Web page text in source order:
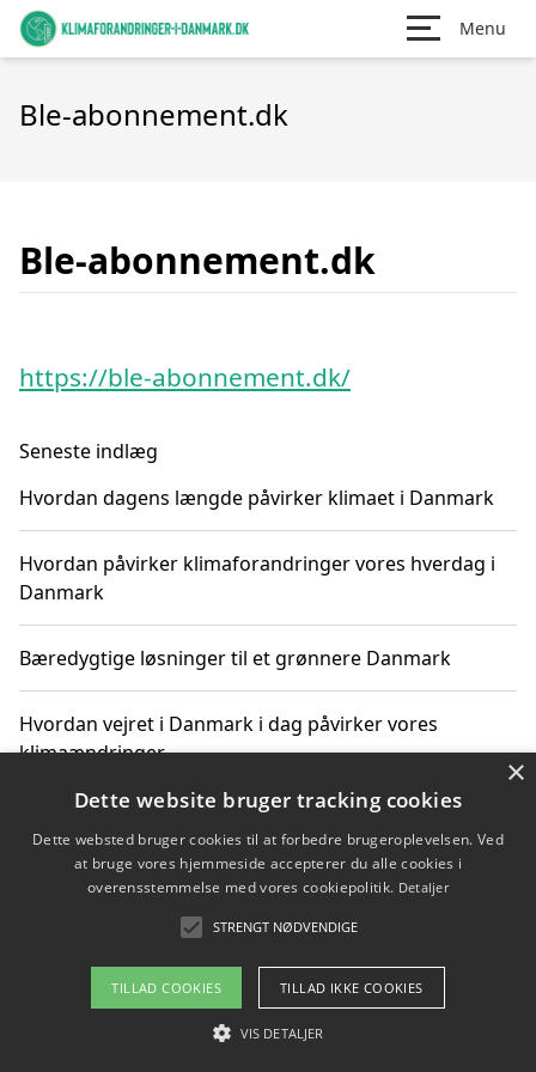
Menu
Ble-abonnement.dk
Ble-abonnement.dk
https://ble-abonnement.dk/
Seneste indlæg
Hvordan dagens længde påvirker klimaet i Danmark
Hvordan påvirker klimaforandringer vores hverdag i
Danmark
Bæredygtige løsninger til et grønnere Danmark
Hvordan vejret i Danmark i dag påvirker vores
klimaændringer
Hvordan klimaændringer påvirker danske unges
gaveønsker
Om / kontakt
Blog Betingelser
×
Dette website bruger tracking cookies
Dette websted bruger cookies til at forbedre brugeroplevelsen. Ved
at bruge vores hjemmeside accepterer du alle cookies i
overensstemmelse med vores cookiepolitik. Detaljer
STRENGT NØDVENDIGE
TILLAD COOKIES TILLAD IKKE COOKIES
VIS DETALJER